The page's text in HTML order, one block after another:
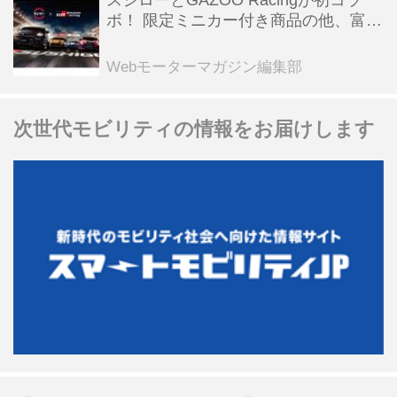
ボ！ 限定ミニカー付き商品の他、富士
る抽選企画などを展開
Webモーターマガジン編集部
次世代モビリティの情報をお届けします